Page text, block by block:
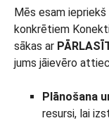
Mēs esam
konkrētiem
sākas ar
jums jāievēro
Plānošana
resursi, lai